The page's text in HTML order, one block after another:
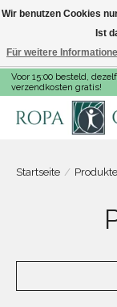
Voor 15:00 besteld,
verzendkosten gratis!
Startseite /
Wir benutzen Cookies
Ist
Für weitere